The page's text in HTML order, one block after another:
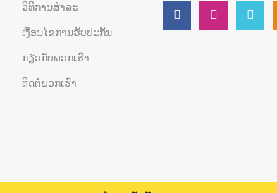
ວິທີການສຳລະ
ເງື່ອນໄຂການຮັບປະກັນ
ກ່ຽວກັບພວກເຮົາ
ຕິດຕໍ່ພວກເຮົາ